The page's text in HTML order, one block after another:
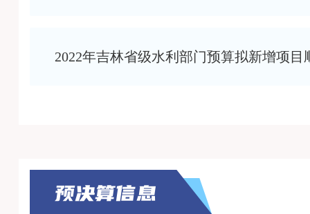
2022年吉林省级水利部门预算拟新增项目